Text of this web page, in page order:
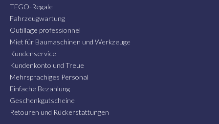
TEGO-Regale
Fahrzeugwartung
Outillage professionnel
Miet für Baumaschinen und Werkzeuge
Kundenservice
Kundenkonto und Treue
Mehrsprachiges Personal
Einfache Bezahlung
Geschenkgutscheine
Retouren und Rückerstattungen